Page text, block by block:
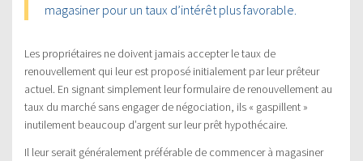
magasiner pour un taux d’intérêt plus favorable.
Les propriétaires ne doivent jamais accepter le taux de
renouvellement qui leur est proposé initialement par leur prêteur
actuel. En signant simplement leur formulaire de renouvellement au
taux du marché sans engager de négociation, ils « gaspillent »
inutilement beaucoup d’argent sur leur prêt hypothécaire.
Il leur serait généralement préférable de commencer à magasiner